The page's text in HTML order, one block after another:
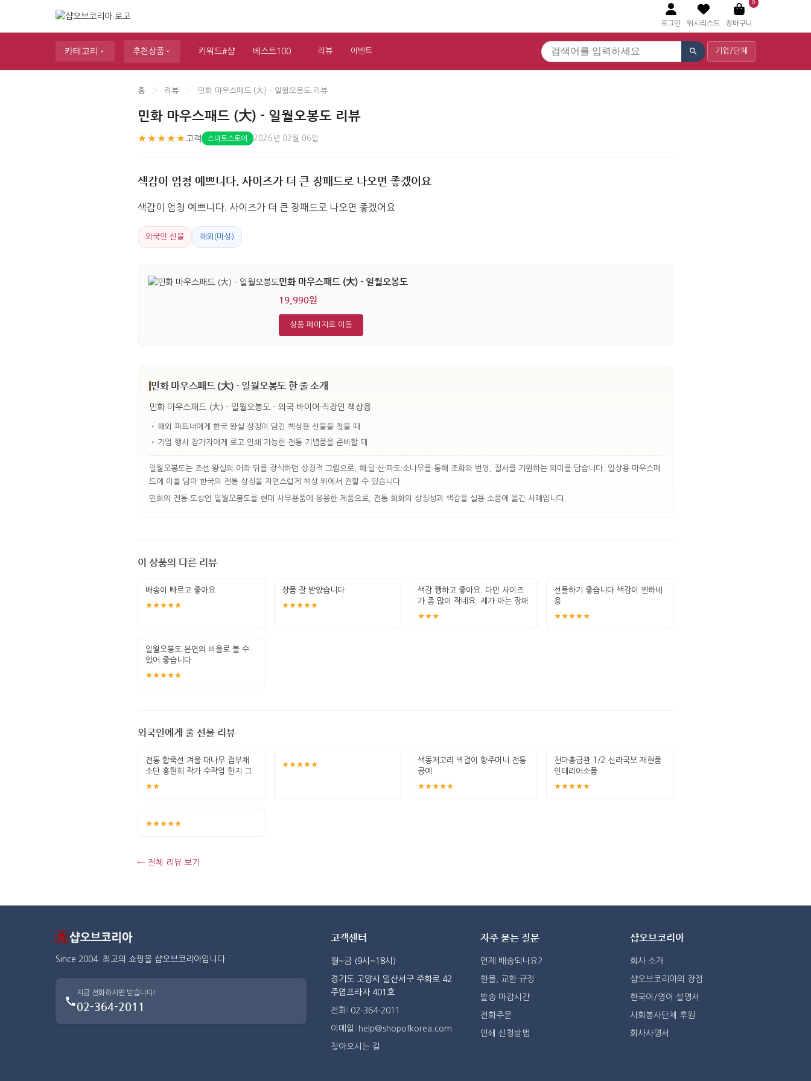
로그인 위시리스트
0
장바구니
카테고리 추천상품 키워드#샵 베스트100 리뷰 이벤트 기업/단체
홈 › 리뷰 › 민화 마우스패드 (大) - 일월오봉도 리뷰
민화 마우스패드 (大) - 일월오봉도 리뷰
★★★★★ 고객 스마트스토어 2026년 02월 06일
색감이 엄청 예쁘니다. 사이즈가 더 큰 장패드로 나오면 좋겠어요
색감이 엄청 예쁘니다. 사이즈가 더 큰 장패드로 나오면 좋겠어요
외국인 선물 해외(미상)
민화 마우스패드 (大) - 일월오봉도
19,990원
상품 페이지로 이동
민화 마우스패드 (大) - 일월오봉도 한 줄 소개
민화 마우스패드 (大) - 일월오봉도 - 외국 바이어·직장인 책상용
• 해외 파트너에게 한국 왕실 상징이 담긴 책상용 선물을 찾을 때
• 기업 행사 참가자에게 로고 인쇄 가능한 전통 기념품을 준비할 때
일월오봉도는 조선 왕실의 어좌 뒤를 장식하던 상징적 그림으로, 해·달·산·파도·소나무를 통해 조화와 번영, 질서를 기원하는 의미를 담습니다. 일상용 마우스패
드에 이를 담아 한국의 전통 상징을 자연스럽게 책상 위에서 전할 수 있습니다.
민화의 전통 도상인 일월오봉도를 현대 사무용품에 응용한 제품으로, 전통 회화의 상징성과 색감을 실용 소품에 옮긴 사례입니다.
이 상품의 다른 리뷰
배송이 빠르고 좋아요
★★★★★
상품 잘 받았습니다
★★★★★
색감 쨍하고 좋아요. 다만 사이즈
가 좀 많이 작네요. 제가 아는 장패
드의
★★★
선물하기 좋습니다 색감이 찐하네
용
★★★★★
일월오봉도 본연의 비율로 볼 수
있어 좋습니다
★★★★★
외국인에게 줄 선물 리뷰
전통 합죽선 겨울 대나무 접부채
소단 홍현희 작가 수작업 한지 그
림 고급
★★
★★★★★
색동저고리 벽걸이 향주머니 전통
공예
★★★★★
천마총금관 1/2 신라국보 재현품
인테리어소품
★★★★★
★★★★★
← 전체 리뷰 보기
Since 2004. 최고의 쇼핑몰 샵오브코리아입니다.
지금 전화하시면 받습니다!
02-364-2011
고객센터
월~금 (9시~18시)
경기도 고양시 일산서구 주화로 42
주엽프라자 401호
전화: 02-364-2011
이메일: help@shopofkorea.com
찾아오시는 길
자주 묻는 질문
언제 배송되나요?
환불, 교환 규정
발송 마감시간
전화주문
인쇄 신청방법
샵오브코리아
회사 소개
샵오브코리아의 장점
한국어/영어 설명서
사회봉사단체 후원
회사사명서